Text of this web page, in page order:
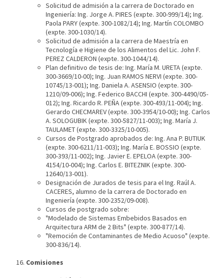
Solicitud de admisión a la carrera de Doctorado en
Ingeniería: Ing. Jorge A. PIRES (expte. 300-999/14); Ing.
Paola PARY (expte. 300-1082/14); Ing. Martín COLOMBO
(expte. 300-1030/14).
Solicitud de admisión a la carrera de Maestría en
Tecnología e Higiene de los Alimentos del Lic. John F.
PEREZ CALDERON (expte. 300-1044/14).
Plan definitivo de tesis de: Ing. María M. URETA (expte.
300-3669/10-00); Ing. Juan RAMOS NERVI (expte. 300-
10745/13-001); Ing. Daniela A. ASENSIO (expte. 300-
1210/09-006); Ing. Federico BACCHI (expte. 300-4490/05-
012); Ing. Ricardo R. PEÑA (expte. 300-493/11-004); Ing.
Gerardo CHECMAREV (expte. 300-3954/10-00); Ing. Carlos
A. SOLOGUBIK (expte. 300-5827/11-003); Ing. María J.
TAULAMET (expte. 300-3325/10-005).
Cursos de Postgrado aprobados de: Ing. Ana P. BUTIUK
(expte. 300-6211/11-003); Ing. María E. BOSSIO (expte.
300-393/11-002); Ing. Javier E. EPELOA (expte. 300-
4154/10-004); Ing. Carlos E. BITEZNIK (expte. 300-
12640/13-001).
Designación de Jurados de tesis para el Ing. Raúl A.
CACERES, alumno de la carrera de Doctorado en
Ingeniería (expte. 300-2352/09-008).
Cursos de postgrado sobre:
"Modelado de Sistemas Embebidos Basados en
Arquitectura ARM de 2 Bits" (expte. 300-877/14).
"Remoción de Contaminantes de Medio Acuoso" (expte.
300-836/14).
Comisiones